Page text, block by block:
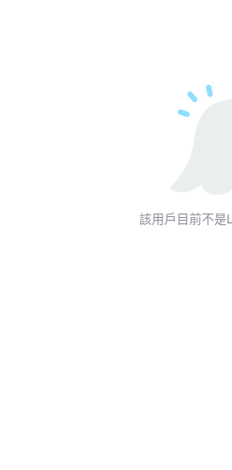
該用戶目前不是